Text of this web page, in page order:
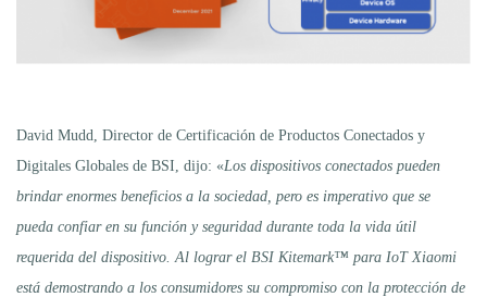
David Mudd, Director de Certificación de Productos Conectados y
Digitales Globales de BSI, dijo: «Los dispositivos conectados pueden
brindar enormes beneficios a la sociedad, pero es imperativo que se
pueda confiar en su función y seguridad durante toda la vida útil
requerida del dispositivo. Al lograr el BSI Kitemark™ para IoT Xiaomi
está demostrando a los consumidores su compromiso con la protección de